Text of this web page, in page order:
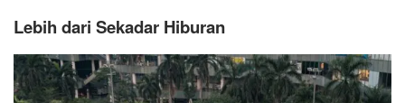
Lebih dari Sekadar Hiburan